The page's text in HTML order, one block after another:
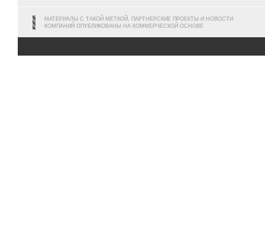
МАТЕРИАЛЫ С ТАКОЙ МЕТКОЙ, ПАРТНЕРСКИЕ ПРОЕКТЫ И НОВОСТИ
КОМПАНИЙ ОПУБЛИКОВАНЫ НА КОММЕРЧЕСКОЙ ОСНОВЕ